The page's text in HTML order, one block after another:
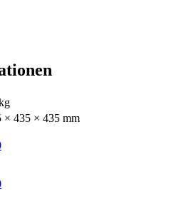
× 435 × 435 mm